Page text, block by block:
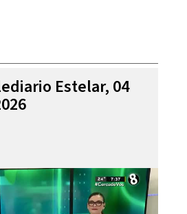
Estelar, 04